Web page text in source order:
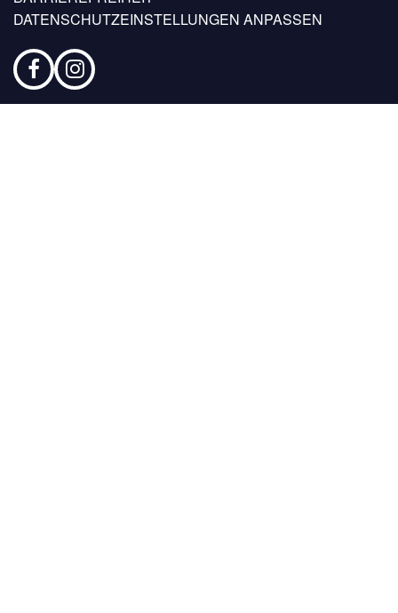
DATENSCHUTZEINSTELLUNGEN ANPASSEN